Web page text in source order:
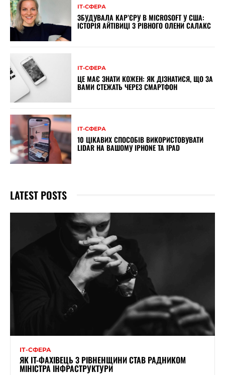
ІТ-СФЕРА
ЗБУДУВАЛА КАР’ЄРУ В MICROSOFT У США:
ІСТОРІЯ АЙТІВИЦІ З РІВНОГО ОЛЕНИ САЛАКС
ІТ-СФЕРА
ЦЕ МАЄ ЗНАТИ КОЖЕН: ЯК ДІЗНАТИСЯ, ЩО ЗА
ВАМИ СТЕЖАТЬ ЧЕРЕЗ СМАРТФОН
ІТ-СФЕРА
10 ЦІКАВИХ СПОСОБІВ ВИКОРИСТОВУВАТИ
LIDAR НА ВАШОМУ IPHONE ТА IPAD
LATEST POSTS
ІТ-СФЕРА
ЯК IT-ФАХІВЕЦЬ З РІВНЕНЩИНИ СТАВ РАДНИКОМ
МІНІСТРА ІНФРАСТРУКТУРИ